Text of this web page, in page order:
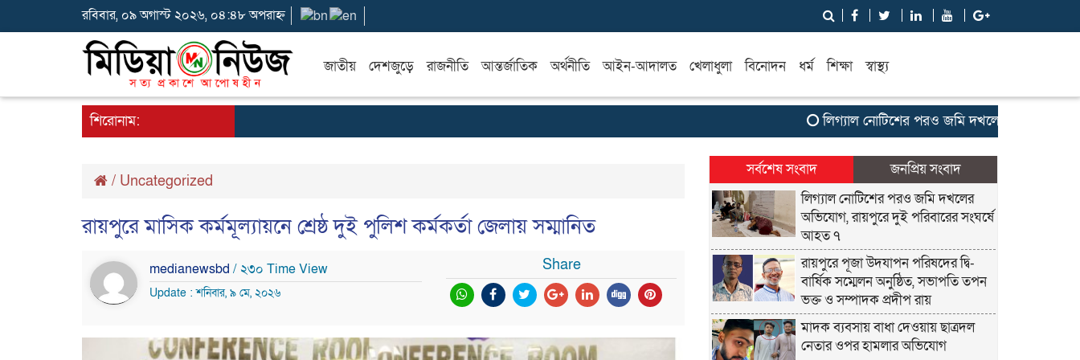
রবিবার, ০৯ অগাস্ট ২০২৬, ০৪:৪৮ অপরাহ্ন
জাতীয় দেশজুড়ে রাজনীতি আন্তর্জাতিক অর্থনীতি আইন-আদালত খেলাধুলা বিনোদন ধর্ম শিক্ষা স্বাস্থ্য
শিরোনাম: লিগ্যাল নোটিশের পরও জমি দখলের অভিযোগ,
/ Uncategorized
রায়পুরে মাসিক কর্মমূল্যায়নে শ্রেষ্ঠ দুই পুলিশ কর্মকর্তা জেলায় সম্মানিত
medianewsbd / ২৩০ Time View
Update : শনিবার, ৯ মে, ২০২৬
Share
সর্বশেষ সংবাদ
জনপ্রিয় সংবাদ
লিগ্যাল নোটিশের পরও জমি দখলের
অভিযোগ, রায়পুরে দুই পরিবারের সংঘর্ষে
আহত ৭
রায়পুরে পূজা উদযাপন পরিষদের দ্বি-
বার্ষিক সম্মেলন অনুষ্ঠিত, সভাপতি তপন
ভক্ত ও সম্পাদক প্রদীপ রায়
মাদক ব্যবসায় বাধা দেওয়ায় ছাত্রদল
নেতার ওপর হামলার অভিযোগ